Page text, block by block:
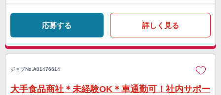
応募する 詳しく見る
ジョブNo. A01476614
大手食品商社＊未経験OK＊車通勤可！社内サポー